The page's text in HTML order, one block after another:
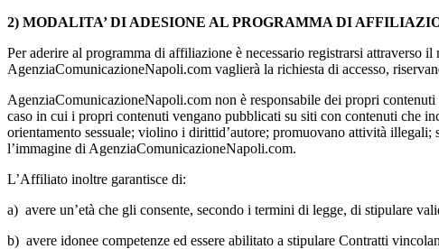
2) MODALITA’ DI ADESIONE AL PROGRAMMA DI
Per aderire al programma di affiliazione è necessario registrarsi
AgenziaComunicazioneNapoli.com vaglierà la richiesta di accesso,
AgenziaComunicazioneNapoli.com non è responsabile dei propri
caso in cui i propri contenuti vengano pubblicati su siti con contenuti che
orientamento sessuale; violino i dirittid’autore; promuovano attività
l’immagine di AgenziaComunicazioneNapoli.com.
L’Affiliato inoltre garantisce di:
a) avere un’età che gli consente, secondo i termini di legge, di stipulare
b) avere idonee competenze ed essere abilitato a stipulare Contratti